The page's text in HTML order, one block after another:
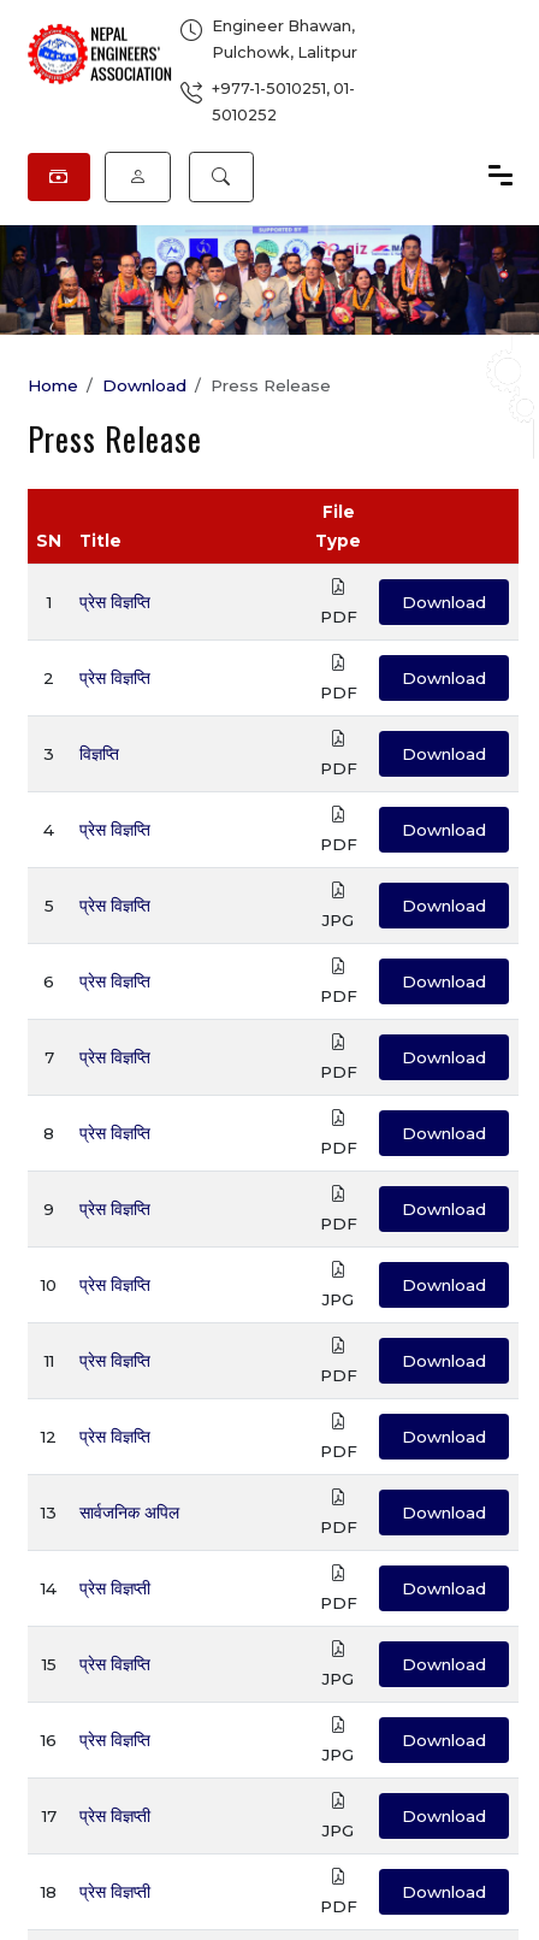
Engineer Bhawan,
Pulchowk, Lalitpur
+977-1-5010251,01-
5010252
Home Download Press Release
Press Release
SN Title
File
Type
1 प्रेस विज्ञप्ति
PDF
Download
2 प्रेस विज्ञप्ति
PDF
Download
3 विज्ञप्ति
PDF
Download
4 प्रेस विज्ञप्ति
PDF
Download
5 प्रेस विज्ञप्ति
JPG
Download
6 प्रेस विज्ञप्ति
PDF
Download
7 प्रेस विज्ञप्ति
PDF
Download
8 प्रेस विज्ञप्ति
PDF
Download
9 प्रेस विज्ञप्ति
PDF
Download
10 प्रेस विज्ञप्ति
JPG
Download
11 प्रेस विज्ञप्ति
PDF
Download
12 प्रेस विज्ञप्ति
PDF
Download
13 सार्वजनिक अपिल
PDF
Download
14 प्रेस विज्ञप्ती
PDF
Download
15 प्रेस विज्ञप्ति
JPG
Download
16 प्रेस विज्ञप्ति
JPG
Download
17 प्रेस विज्ञप्ती
JPG
Download
18 प्रेस विज्ञप्ती
PDF
Download